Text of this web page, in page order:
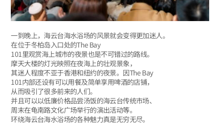
一到晚上，海云台海水浴场的风景就会变得更加迷人。
在位于冬柏岛入口处的The Bay
101里观赏海上城市的夜景也是不可错过的路线。
摩天大楼的灯光映照在夜海上的壮观景象，
其迷人程度不亚于香港和纽约的夜景。因The Bay
101内部还设有可以用餐及简单享用啤酒的店铺，
从而吸引了很多前来的人们。
并且可以以低廉价格品尝汤饭的海云台传统市场、
周末在龟南路文化广场举行的演出活动等。
环绕海云台海水浴场的各种魅力真是无穷无尽。